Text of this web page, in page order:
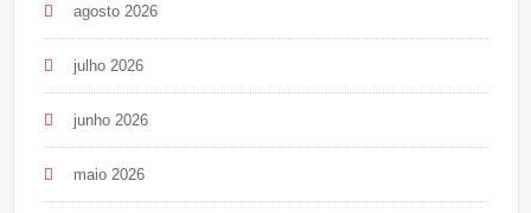
agosto 2026
julho 2026
junho 2026
maio 2026